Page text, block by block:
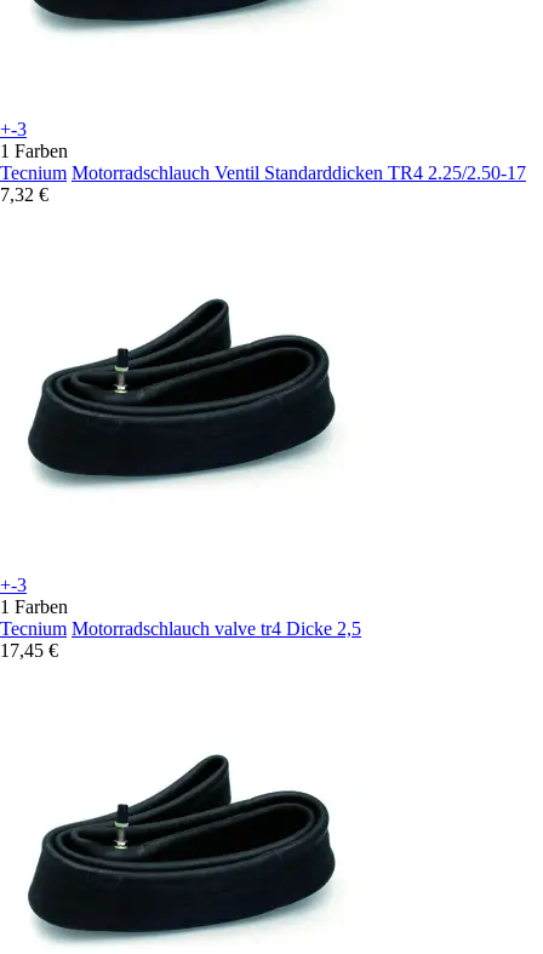
+-3
1 Farben
Tecnium Motorradschlauch Ventil Standarddicken TR4 2.25/2.50-17
7,32 €
+-3
1 Farben
Tecnium Motorradschlauch valve tr4 Dicke 2,5
17,45 €